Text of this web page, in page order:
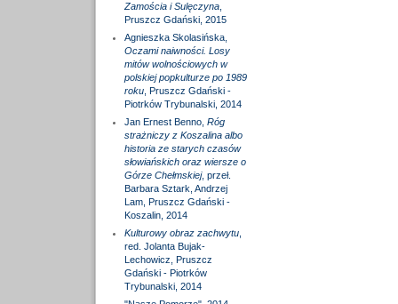
Zamościa i Sulęczyna,
Pruszcz Gdański, 2015
Agnieszka Skolasińska,
Oczami naiwności. Losy
mitów wolnościowych w
polskiej popkulturze po 1989
roku, Pruszcz Gdański -
Piotrków Trybunalski, 2014
Jan Ernest Benno, Róg
strażniczy z Koszalina albo
historia ze starych czasów
słowiańskich oraz wiersze o
Górze Chełmskiej, przeł.
Barbara Sztark, Andrzej
Lam, Pruszcz Gdański -
Koszalin, 2014
Kulturowy obraz zachwytu,
red. Jolanta Bujak-
Lechowicz, Pruszcz
Gdański - Piotrków
Trybunalski, 2014